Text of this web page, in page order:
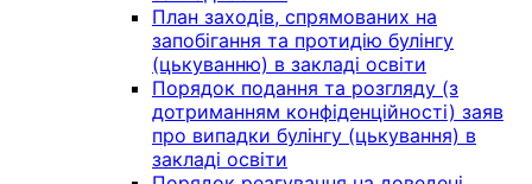
План заходів, спрямованих на
запобігання та протидію булінгу
(цькуванню) в закладі освіти
Порядок подання та розгляду (з
дотриманням конфіденційності) заяв
про випадки булінгу (цькування) в
закладі освіти